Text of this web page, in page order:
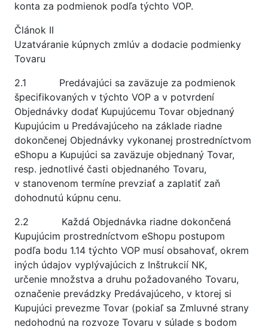
konta za podmienok podľa týchto VOP.
Článok II
Uzatváranie kúpnych zmlúv a dodacie podmienky
Tovaru
2.1 Predávajúci sa zaväzuje za podmienok
špecifikovaných v týchto VOP a v potvrdení
Objednávky dodať Kupujúcemu Tovar objednaný
Kupujúcim u Predávajúceho na základe riadne
dokončenej Objednávky vykonanej prostredníctvom
eShopu a Kupujúci sa zaväzuje objednaný Tovar,
resp. jednotlivé časti objednaného Tovaru,
v stanovenom termíne prevziať a zaplatiť zaň
dohodnutú kúpnu cenu.
2.2 Každá Objednávka riadne dokončená
Kupujúcim prostredníctvom eShopu postupom
podľa bodu 1.14 týchto VOP musí obsahovať, okrem
iných údajov vyplývajúcich z Inštrukcií NK,
určenie množstva a druhu požadovaného Tovaru,
označenie prevádzky Predávajúceho, v ktorej si
Kupujúci prevezme Tovar (pokiaľ sa Zmluvné strany
nedohodnú na rozvoze Tovaru v súlade s bodom